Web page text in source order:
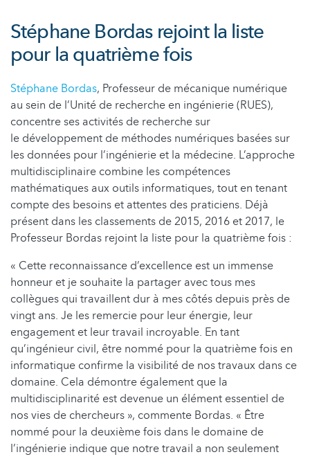
Stéphane Bordas rejoint la liste
pour la quatrième fois
Stéphane Bordas, Professeur de mécanique numérique
au sein de l’Unité de recherche en ingénierie (RUES),
concentre ses activités de recherche sur
le développement de méthodes numériques basées sur
les données pour l’ingénierie et la médecine. L’approche
multidisciplinaire combine les compétences
mathématiques aux outils informatiques, tout en tenant
compte des besoins et attentes des praticiens. Déjà
présent dans les classements de 2015, 2016 et 2017, le
Professeur Bordas rejoint la liste pour la quatrième fois :
« Cette reconnaissance d’excellence est un immense
honneur et je souhaite la partager avec tous mes
collègues qui travaillent dur à mes côtés depuis près de
vingt ans. Je les remercie pour leur énergie, leur
engagement et leur travail incroyable. En tant
qu’ingénieur civil, être nommé pour la quatrième fois en
informatique confirme la visibilité de nos travaux dans ce
domaine. Cela démontre également que la
multidisciplinarité est devenue un élément essentiel de
nos vies de chercheurs », commente Bordas. « Être
nommé pour la deuxième fois dans le domaine de
l’ingénierie indique que notre travail a non seulement